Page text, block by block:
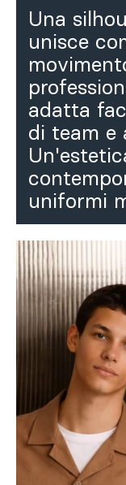
Una
unisce
adatta
di team e
uniformi